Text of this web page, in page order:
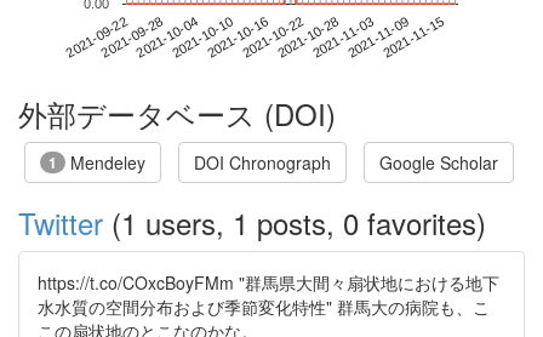
2021-09-222021-09-282021-10-042021-10-102021-10-162021-10-222021-10-282021-11-032021-11-092021-11-15
0.00
外部データベース (DOI)
1 Mendeley DOI Chronograph Google Scholar
Twitter (1 users, 1 posts, 0 favorites)
https://t.co/COxcBoyFMm "群馬県大間々扇状地における地下
水水質の空間分布および季節変化特性" 群馬大の病院も、こ
この扇状地のとこなのかな。